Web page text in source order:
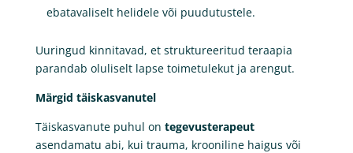
ebatavaliselt helidele või puudutustele.
Uuringud kinnitavad, et struktureeritud teraapia
parandab oluliselt lapse toimetulekut ja arengut.
Märgid täiskasvanutel
Täiskasvanute puhul on tegevusterapeut
asendamatu abi, kui trauma, krooniline haigus või